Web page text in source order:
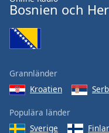
Bosnien och
Grannländer
Kroatien
Populära länder
Sverige